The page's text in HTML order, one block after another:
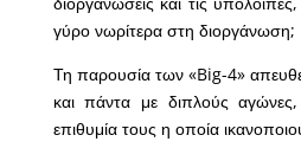
γύρο νωρίτερα στη διοργάνωση;
Τη παρουσία των «Big-4»
και πάντα με διπλούς
επιθυμία τους η οποία